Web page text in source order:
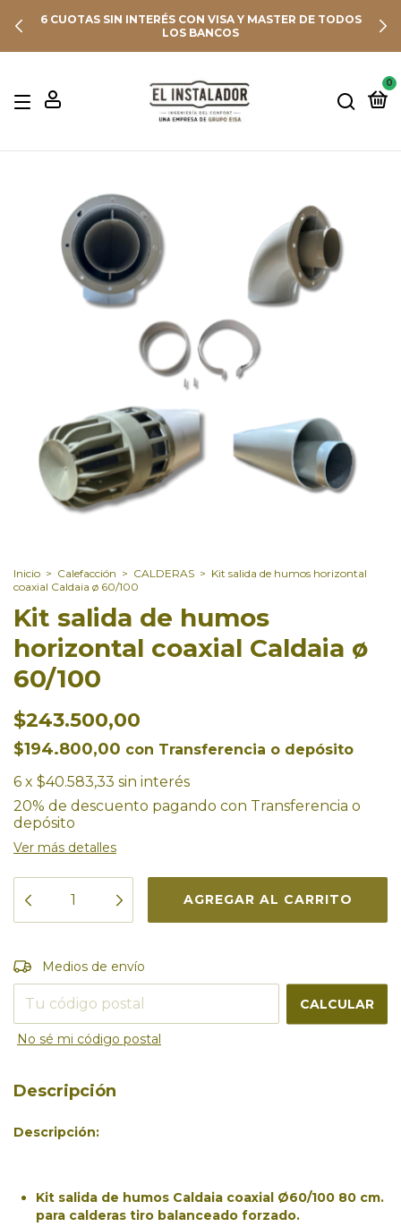
6 CUOTAS SIN INTERÉS CON VISA Y MASTER DE TODOS
LOS BANCOS
0
Inicio > Calefacción > CALDERAS > Kit salida de humos horizontal
coaxial Caldaia ø 60/100
Kit salida de humos
horizontal coaxial Caldaia ø
60/100
$243.500,00
$194.800,00 con Transferencia o depósito
6 x $40.583,33 sin interés
20% de descuento pagando con Transferencia o
depósito
Ver más detalles
Entregas para el CP:
Medios de envío
CALCULAR
No sé mi código postal
Descripción
Descripción:
Kit salida de humos Caldaia coaxial Ø60/100 80 cm.
para calderas tiro balanceado forzado.